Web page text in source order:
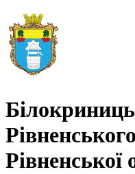
Рівненської